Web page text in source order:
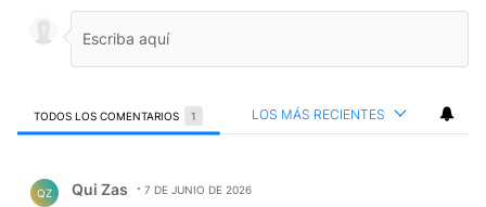
TODOS LOS COMENTARIOS 1 LOS MÁS RECIENTES
QZ Qui Zas 7 DE JUNIO DE 2026